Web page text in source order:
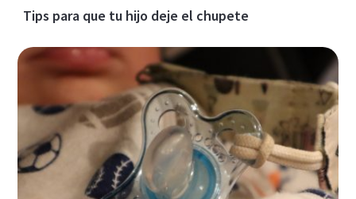
Tips para que tu hijo deje el chupete